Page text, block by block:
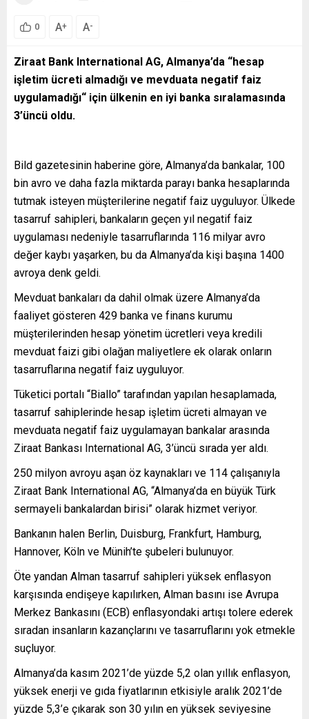
0 A+ A-
Ziraat Bank International AG, Almanya’da “hesap
işletim ücreti almadığı ve mevduata negatif faiz
uygulamadığı“ için ülkenin en iyi banka sıralamasında
3’üncü oldu.
Bild gazetesinin haberine göre, Almanya’da bankalar, 100
bin avro ve daha fazla miktarda parayı banka hesaplarında
tutmak isteyen müşterilerine negatif faiz uyguluyor. Ülkede
tasarruf sahipleri, bankaların geçen yıl negatif faiz
uygulaması nedeniyle tasarruflarında 116 milyar avro
değer kaybı yaşarken, bu da Almanya’da kişi başına 1400
avroya denk geldi.
Mevduat bankaları da dahil olmak üzere Almanya’da
faaliyet gösteren 429 banka ve finans kurumu
müşterilerinden hesap yönetim ücretleri veya kredili
mevduat faizi gibi olağan maliyetlere ek olarak onların
tasarruflarına negatif faiz uyguluyor.
Tüketici portalı “Biallo” tarafından yapılan hesaplamada,
tasarruf sahiplerinde hesap işletim ücreti almayan ve
mevduata negatif faiz uygulamayan bankalar arasında
Ziraat Bankası International AG, 3’üncü sırada yer aldı.
250 milyon avroyu aşan öz kaynakları ve 114 çalışanıyla
Ziraat Bank International AG, “Almanya’da en büyük Türk
sermayeli bankalardan birisi” olarak hizmet veriyor.
Bankanın halen Berlin, Duisburg, Frankfurt, Hamburg,
Hannover, Köln ve Münih’te şubeleri bulunuyor.
Öte yandan Alman tasarruf sahipleri yüksek enflasyon
karşısında endişeye kapılırken, Alman basını ise Avrupa
Merkez Bankasını (ECB) enflasyondaki artışı tolere ederek
sıradan insanların kazançlarını ve tasarruflarını yok etmekle
suçluyor.
Almanya’da kasım 2021’de yüzde 5,2 olan yıllık enflasyon,
yüksek enerji ve gıda fiyatlarının etkisiyle aralık 2021’de
yüzde 5,3’e çıkarak son 30 yılın en yüksek seviyesine